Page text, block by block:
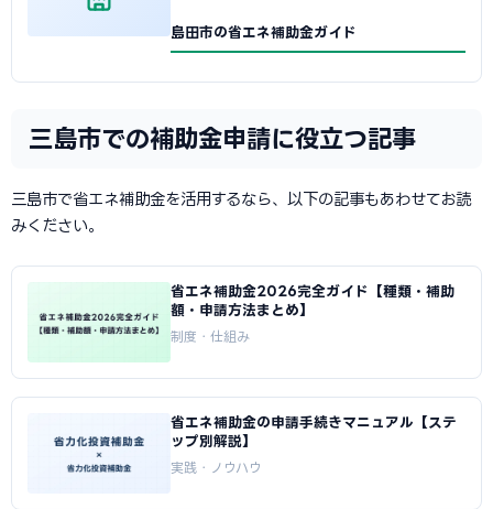
島田市の省エネ補助金ガイド
三島市での補助金申請に役立つ記事
三島市で省エネ補助金を活用するなら、以下の記事もあわせてお読
みください。
省エネ補助金2026完全ガイド【種類・補助
額・申請方法まとめ】
制度・仕組み
省エネ補助金の申請手続きマニュアル【ステ
ップ別解説】
実践・ノウハウ